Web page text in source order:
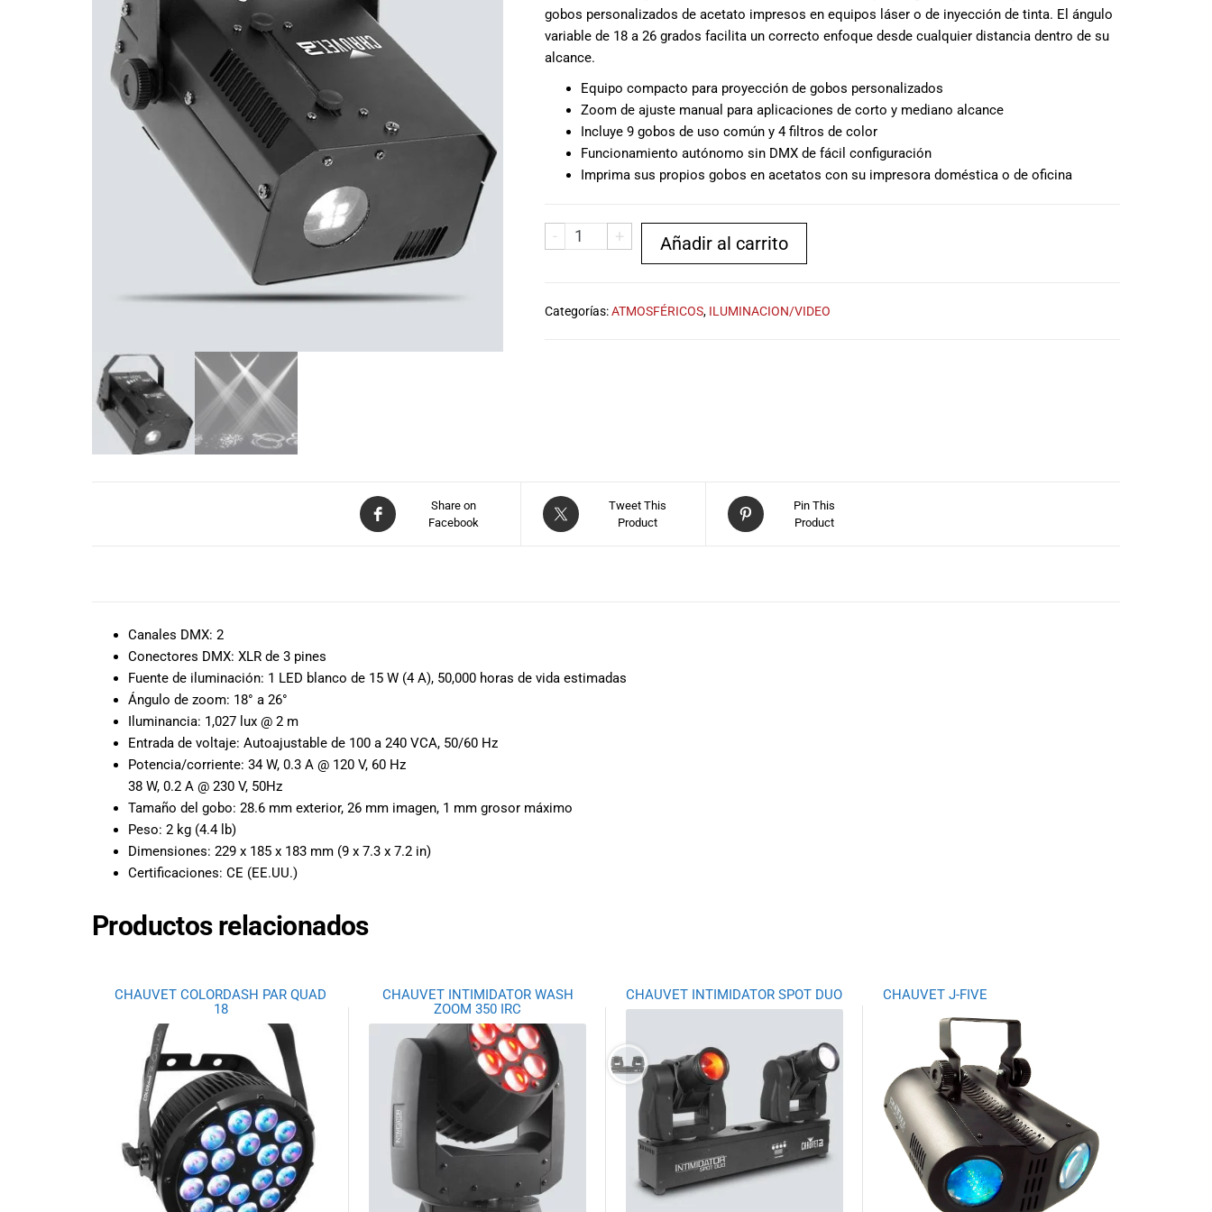
de productos
de las mejores
marcas del
mercado,
desde
guitarras, bajos
y baterías
amplificadores,
mezcladores y
accesorios
para satisfacer
todas las
necesidades
musicales.
audio
ti, y ofrecerte el
mejor servicio
al cliente
posible.
Además,
ofrecemos
precios
competitivos y
promociones
especiales
para nuestros
nuestra tienda
línea a través
de nuestra
página web y
recibe tu
pedido en la
comodidad de
tu hogar.
¡Descubre el
mundo de la
música con
Import Music
gobos personalizados de acetato impresos en equipos láser o de inyección de tinta. El ángulo
variable de 18 a 26 grados facilita un correcto enfoque desde cualquier distancia dentro de su
alcance.
Equipo compacto para proyección de gobos personalizados
Zoom de ajuste manual para aplicaciones de corto y mediano alcance
Incluye 9 gobos de uso común y 4 filtros de color
Funcionamiento autónomo sin DMX de fácil configuración
Imprima sus propios gobos en acetatos con su impresora doméstica o de oficina
- + Añadir al carrito
Categorías:ATMOSFÉRICOS, ILUMINACION/VIDEO
Share on
Facebook
Tweet This
Product
Pin This
Product
Canales DMX: 2
Conectores DMX: XLR de 3 pines
Fuente de iluminación: 1 LED blanco de 15 W (4 A), 50,000 horas de vida estimadas
Ángulo de zoom: 18° a 26°
Iluminancia: 1,027 lux @ 2 m
Entrada de voltaje: Autoajustable de 100 a 240 VCA, 50/60 Hz
Potencia/corriente: 34 W, 0.3 A @ 120 V, 60 Hz
38 W, 0.2 A @ 230 V, 50Hz
Tamaño del gobo: 28.6 mm exterior, 26 mm imagen, 1 mm grosor máximo
Peso: 2 kg (4.4 lb)
Dimensiones: 229 x 185 x 183 mm (9 x 7.3 x 7.2 in)
Certificaciones: CE (EE.UU.)
Productos relacionados
CHAUVET COLORDASH PAR QUAD
18
CHAUVET INTIMIDATOR WASH
ZOOM 350 IRC
CHAUVET INTIMIDATOR SPOT DUO CHAUVET J-FIVE